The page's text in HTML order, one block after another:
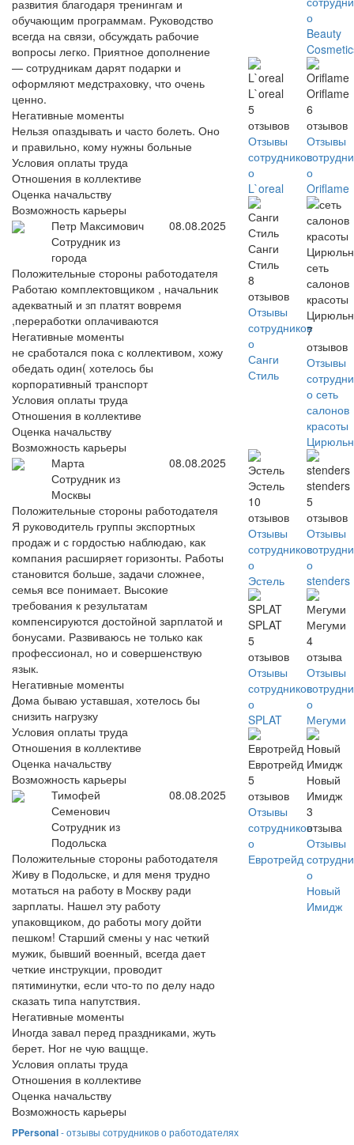
развития благодаря тренингам и
обучающим программам. Руководство
всегда на связи, обсуждать рабочие
вопросы легко. Приятное дополнение
— сотрудникам дарят подарки и
оформляют медстраховку, что очень
ценно.
Негативные моменты
Нельзя опаздывать и часто болеть. Оно
и правильно, кому нужны больные
Условия оплаты труда
Отношения в коллективе
Оценка начальству
Возможность карьеры
Петр Максимович
Сотрудник из
города
08.08.2025
Положительные стороны работодателя
Работаю комплектовщиком , начальник
адекватный и зп платят вовремя
,переработки оплачиваются
Негативные моменты
не сработался пока с коллективом, хожу
обедать один( хотелось бы
корпоративный транспорт
Условия оплаты труда
Отношения в коллективе
Оценка начальству
Возможность карьеры
Марта
Сотрудник из
Москвы
08.08.2025
Положительные стороны работодателя
Я руководитель группы экспортных
продаж и с гордостью наблюдаю, как
компания расширяет горизонты. Работы
становится больше, задачи сложнее,
семья все понимает. Высокие
требования к результатам
компенсируются достойной зарплатой и
бонусами. Развиваюсь не только как
профессионал, но и совершенствую
язык.
Негативные моменты
Дома бываю уставшая, хотелось бы
снизить нагрузку
Условия оплаты труда
Отношения в коллективе
Оценка начальству
Возможность карьеры
Тимофей
Семенович
Сотрудник из
Подольска
08.08.2025
Положительные стороны работодателя
Живу в Подольске, и для меня трудно
мотаться на работу в Москву ради
зарплаты. Нашел эту работу
упаковщиком, до работы могу дойти
пешком! Старший смены у нас четкий
мужик, бывший военный, всегда дает
четкие инструкции, проводит
пятиминутки, если что-то по делу надо
сказать типа напутствия.
Негативные моменты
Иногда завал перед праздниками, жуть
берет. Ног не чую ващще.
Условия оплаты труда
Отношения в коллективе
Оценка начальству
Возможность карьеры
о
Beauty
L`oreal
5
отзывов
Отзывы
сотрудников
о
L`oreal
Oriflame
6
отзывов
Отзывы
о
Oriflame
Санги
Стиль
8
отзывов
Отзывы
сотрудников
о
Санги
Стиль
сеть
салонов
красоты
7
отзывов
Отзывы
о сеть
салонов
красоты
Эстель
10
отзывов
Отзывы
сотрудников
о
Эстель
stenders
5
отзывов
Отзывы
о
stenders
SPLAT
5
отзывов
Отзывы
сотрудников
о
SPLAT
Мегуми
4
отзыва
Отзывы
о
Мегуми
Евротрейд
5
отзывов
Отзывы
сотрудников
о
Евротрейд
Новый
Имидж
3
отзыва
Отзывы
о
Новый
Имидж
PPersonal- отзывы сотрудников о работодателях